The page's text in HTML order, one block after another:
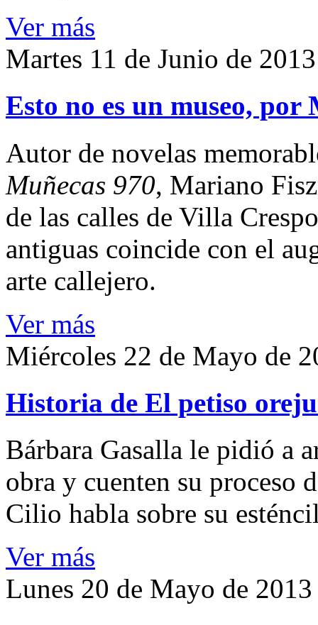
Ver más
Martes 11 de Junio de 2013
Esto no es un museo,
Autor de novelas
Muñecas 970, Mariano
de las calles de Villa
antiguas coincide con el
arte callejero.
Ver más
Miércoles 22 de Mayo de
Historia de El petiso
Bárbara Gasalla le pidió a
obra y cuenten su proceso
Cilio habla sobre su
Ver más
Lunes 20 de Mayo de 2013